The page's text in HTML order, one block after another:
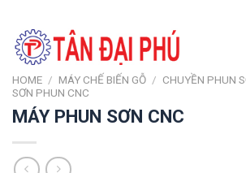
HOME / MÁY CHẾ BIẾN GỖ / CHUYỀN PHUN
SƠN PHUN CNC
MÁY PHUN SƠN CNC